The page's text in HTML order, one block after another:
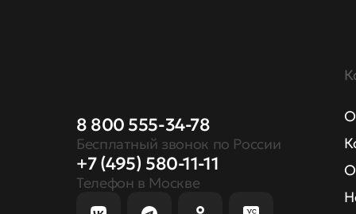
8 800 555-34-78
Бесплатный звонок по России
+7 (495) 580-11-11
Телефон в Москве